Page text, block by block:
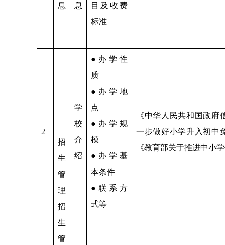
息
息
目及收费
标准
2
招
生
管
理
招
生
管
学
校
介
绍
●办学性
质
●办学地
点
●办学规
模
●办学基
本条件
●联系方
式等
《中华人民共和国政
一步做好小学升入初中
《教育部关于推进中小